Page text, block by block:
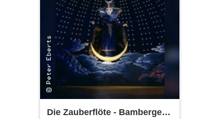
Die Zauberflöte - Bamberger